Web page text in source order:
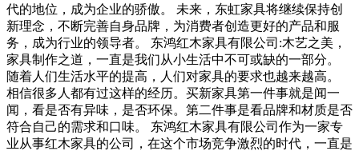
代的地位，成为企业的骄傲。 未来，东虹家具将继续保持创
新理念，不断完善自身品牌，为消费者创造更好的产品和服
务，成为行业的领导者。 东鸿红木家具有限公司:木艺之美，
家具制作之道，一直是我们从小生活中不可或缺的一部分。
随着人们生活水平的提高，人们对家具的要求也越来越高。
相信很多人都有过这样的经历。买新家具第一件事就是闻一
闻，看是否有异味，是否环保。第二件事是看品牌和材质是否
符合自己的需求和口味。 东鸿红木家具有限公司作为一家专
业从事红木家具的公司，在这个市场竞争激烈的时代，一直是